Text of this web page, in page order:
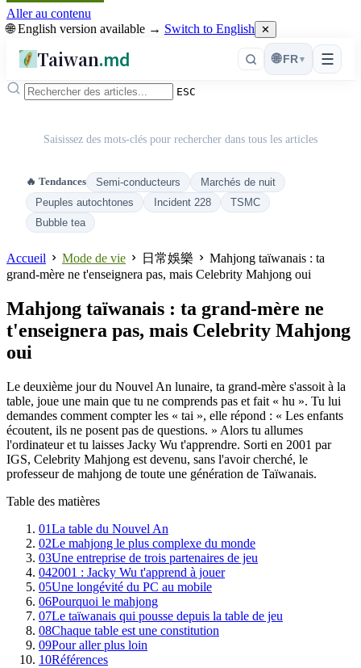
Aller au contenu
🌐 English version available → Switch to English ✕
Taiwan.md ☰
🌐 FR ▾
ESC
Saisissez des mots-clés pour rechercher dans tous les articles
🔥 Tendances Semi-conducteurs
Marchés de nuit
Peuples autochtones
Incident 228
TSMC
Bubble tea
Accueil Mode de vie 日常娛樂
Mahjong taïwanais : ta
grand-mère ne t'enseignera pas, mais Celebrity Mahjong oui
Mahjong taïwanais : ta grand-mère ne
t'enseignera pas, mais Celebrity Mahjong
oui
Le deuxième jour du Nouvel An lunaire, ta grand-mère s'assoit à la
table, joue une main que tu ne comprends pas et fait « hu ». Tu lui
demandes comment compter les « tai », elle répond : « Les enfants
écoutent, ils ne posent pas de questions. » Alors tu allumes
l'ordinateur et tu laisses Jacky Wu t'apprendre. Sorti en 2001 par
IGS, Celebrity Mahjong est devenu, sans l'avoir cherché, le
professeur de mahjong de toute une génération de Taïwanais.
Table des matières
01La table du Nouvel An
02Le mahjong le plus complexe du monde
03Une entreprise de trois partenaires de jeu
042001 : Jacky Wu t'apprend à jouer
05Une longévité du PC au mobile
06Pourquoi le mahjong
07Le taïwanais qui pousse depuis la table de jeu
08Chaque table est une constitution
09Pour aller plus loin
10Références